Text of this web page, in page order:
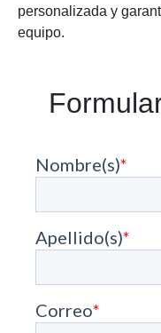
personalizada y
equipo.